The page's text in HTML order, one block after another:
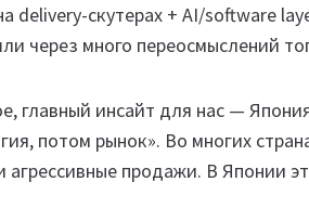
delivery-скутерах + AI/software
через много переосмыслений
главный инсайт для нас —
потом рынок». Во многих
агрессивные продажи. В Японии